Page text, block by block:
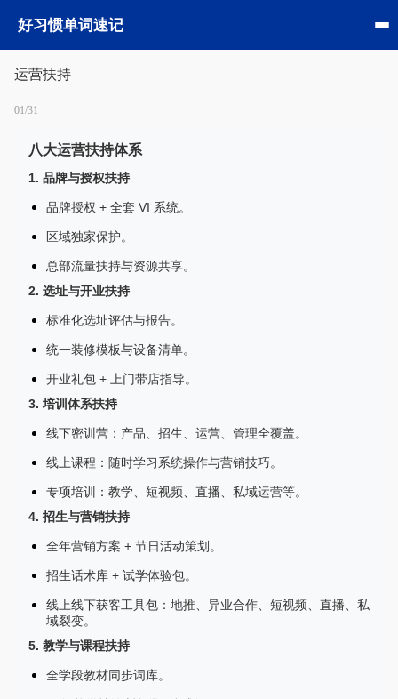
好习惯单词速记
运营扶持
01/31
八大运营扶持体系
1. 品牌与授权扶持
品牌授权 + 全套 VI 系统。
区域独家保护。
总部流量扶持与资源共享。
2. 选址与开业扶持
标准化选址评估与报告。
统一装修模板与设备清单。
开业礼包 + 上门带店指导。
3. 培训体系扶持
线下密训营：产品、招生、运营、管理全覆盖。
线上课程：随时学习系统操作与营销技巧。
专项培训：教学、短视频、直播、私域运营等。
4. 招生与营销扶持
全年营销方案 + 节日活动策划。
招生话术库 + 试学体验包。
线上线下获客工具包：地推、异业合作、短视频、直播、私
域裂变。
5. 教学与课程扶持
全学段教材同步词库。